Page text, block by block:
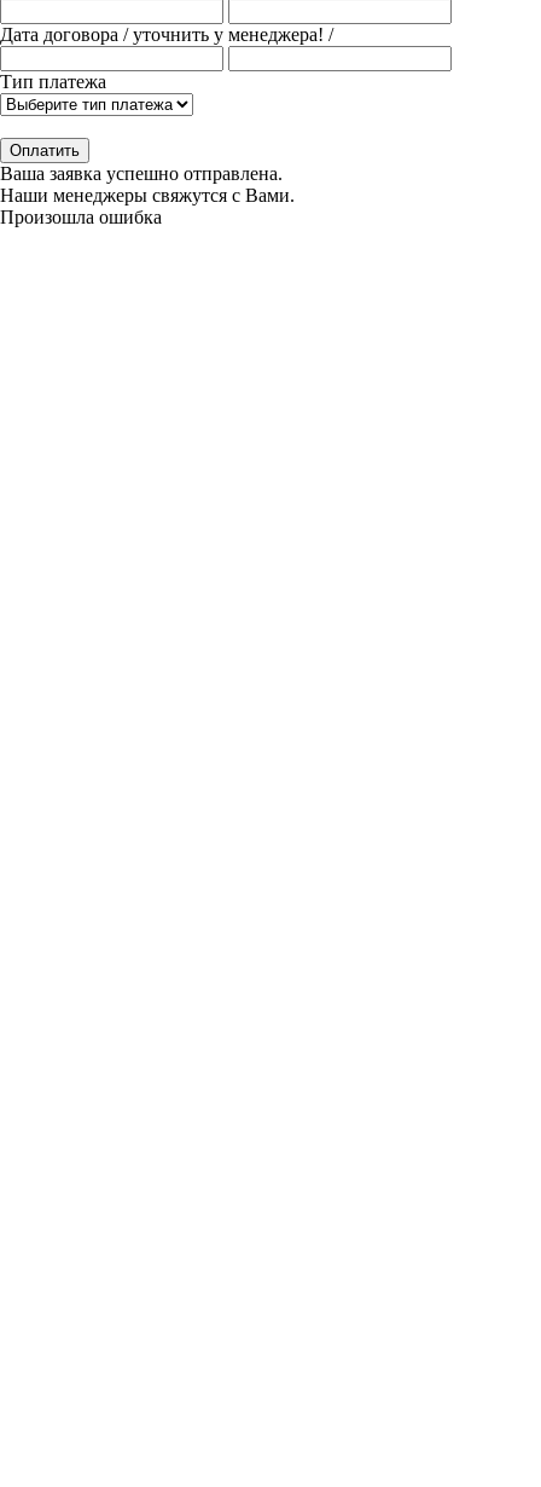
Дата договора / уточнить у менеджера! /
Тип платежа
Оплатить
Ваша заявка успешно отправлена.
Наши менеджеры свяжутся с Вами.
Произошла ошибка